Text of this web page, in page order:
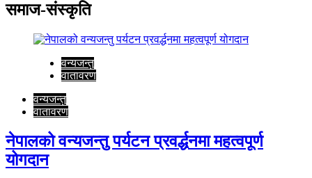
समाज-संस्कृति
वन्यजन्तु
वातावरण
वन्यजन्तु
वातावरण
नेपालको वन्यजन्तु पर्यटन प्रवर्द्धनमा महत्वपूर्ण
योगदान